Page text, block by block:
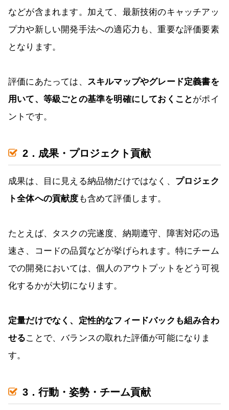
などが含まれます。加えて、最新技術のキャッチアッ
プ力や新しい開発手法への適応力も、重要な評価要素
となります。
評価にあたっては、
スキルマップやグレード定義書を
用いて、等級ごとの基準を明確にしておくことがポイ
ントです。
2．成果・プロジェクト貢献
成果は、目に見える納品物だけではなく、 プロジェク
ト全体への貢献度 も含めて評価します。
たとえば、タスクの完遂度、納期遵守、障害対応の迅
速さ、コードの品質などが挙げられます。特にチーム
での開発においては、個人のアウトプットをどう可視
化するかが大切になります。
定量だけでなく、定性的なフィードバックも組み合わ
せることで、バランスの取れた評価が可能になりま
す。
3．行動・姿勢・チーム貢献